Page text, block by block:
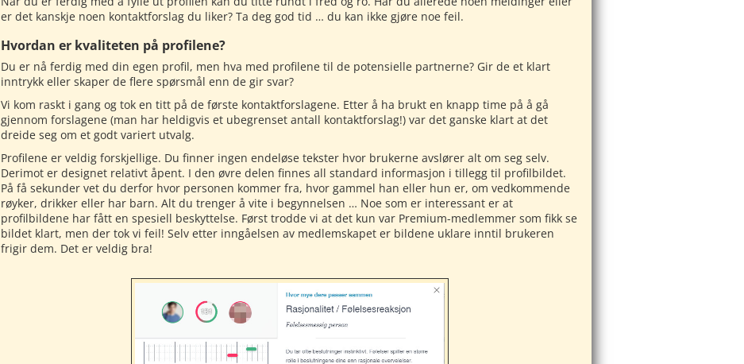
er det kanskje noen kontaktforslag du liker? Ta deg god tid … du kan ikke gjøre noe feil.
Hvordan er kvaliteten på profilene?
Du er nå ferdig med din egen profil, men hva med profilene til de potensielle partnerne? Gir de et klart
inntrykk eller skaper de flere spørsmål enn de gir svar?
Vi kom raskt i gang og tok en titt på de første kontaktforslagene. Etter å ha brukt en knapp time på å gå
gjennom forslagene (man har heldigvis et ubegrenset antall kontaktforslag!) var det ganske klart at det
dreide seg om et godt variert utvalg.
Profilene er veldig forskjellige. Du finner ingen endeløse tekster hvor brukerne avslører alt om seg selv.
Derimot er designet relativt åpent. I den øvre delen finnes all standard informasjon i tillegg til profilbildet.
På få sekunder vet du derfor hvor personen kommer fra, hvor gammel han eller hun er, om vedkommende
røyker, drikker eller har barn. Alt du trenger å vite i begynnelsen … Noe som er interessant er at
profilbildene har fått en spesiell beskyttelse. Først trodde vi at det kun var Premium-medlemmer som fikk se
bildet klart, men der tok vi feil! Selv etter inngåelsen av medlemskapet er bildene uklare inntil brukeren
frigir dem. Det er veldig bra!